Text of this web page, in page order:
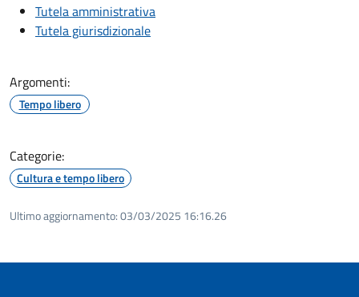
Tutela amministrativa
Tutela giurisdizionale
Argomenti:
Tempo libero
Categorie:
Cultura e tempo libero
Ultimo aggiornamento:03/03/2025 16:16.26